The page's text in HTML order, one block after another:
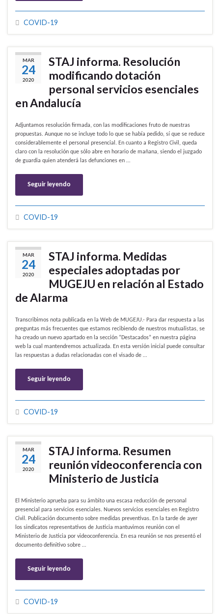
COVID-19
MAR
24
2020
STAJ informa. Resolución
modificando dotación
personal servicios esenciales
en Andalucía
Adjuntamos resolución firmada, con las modificaciones fruto de nuestras
propuestas. Aunque no se incluye todo lo que se había pedido, sí que se reduce
considerablemente el personal presencial. En cuanto a Registro Civil, queda
claro con la resolución que sólo abre en horario de mañana, siendo el juzgado
de guardia quien atenderá las defunciones en …
Seguir leyendo
COVID-19
MAR
24
2020
STAJ informa. Medidas
especiales adoptadas por
MUGEJU en relación al Estado
de Alarma
Transcribimos nota publicada en la Web de MUGEJU.- Para dar respuesta a las
preguntas más frecuentes que estamos recibiendo de nuestros mutualistas, se
ha creado un nuevo apartado en la sección “Destacados” en nuestra página
web la cual mantendremos actualizada. En esta versión inicial puede consultar
las respuestas a dudas relacionadas con el visado de …
Seguir leyendo
COVID-19
MAR
24
2020
STAJ informa. Resumen
reunión videoconferencia con
Ministerio de Justicia
El Ministerio aprueba para su ámbito una escasa reducción de personal
presencial para servicios esenciales. Nuevos servicios esenciales en Registro
Civil. Publicación documento sobre medidas preventivas. En la tarde de ayer
los sindicatos representativos de Justicia mantuvimos reunión con el
Ministerio de Justicia por videoconferencia. En esa reunión se nos presentó el
documento definitivo sobre …
Seguir leyendo
COVID-19